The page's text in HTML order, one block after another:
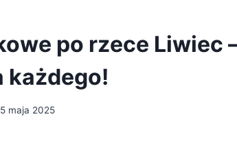
po rzece Liwiec
każdego!
5 maja 2025